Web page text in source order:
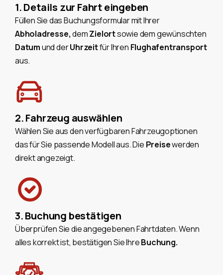
1. Details zur Fahrt eingeben
Füllen Sie das Buchungsformular mit Ihrer
Abholadresse,demZielortsowie dem gewünschten
Datumund derUhrzeitfür Ihren Flughafentransport
aus.
2. Fahrzeug auswählen
Wählen Sie aus den verfügbaren Fahrzeugoptionen
das für Sie passende Modell aus. Die Preisewerden
direkt angezeigt.
3. Buchung bestätigen
Überprüfen Sie die angegebenen Fahrtdaten. Wenn
alles korrekt ist, bestätigen Sie IhreBuchung.